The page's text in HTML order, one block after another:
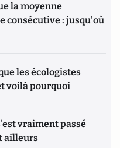
la moyenne
consécutive : jusqu'où
les écologistes
voilà pourquoi
vraiment passé
ailleurs